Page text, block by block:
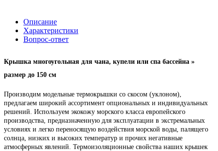
Описание
Характеристики
Вопрос-ответ
Крышка многоугольная для чана, купели или спа бассейна »
размер до 150 см
Производим модельные термокрышки со скосом (уклоном),
предлагаем широкий ассортимент опциональных и индивидуальных
решений. Используем экокожу морского класса европейского
производства, предназначенную для эксплуатации в экстремальных
условиях и легко переносящую воздействия морской воды, палящего
солнца, низких и высоких температур и прочих негативные
атмосферных явлений. Термоизоляционные свойства наших крышек